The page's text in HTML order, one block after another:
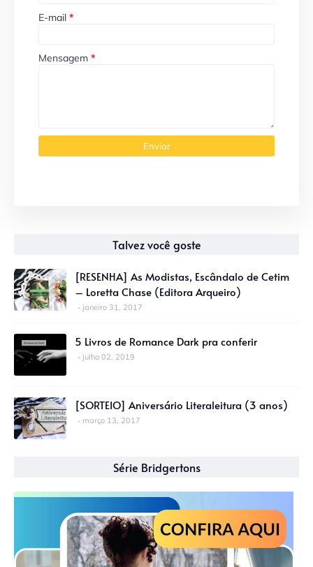
E-mail *
Mensagem *
Talvez você goste
[RESENHA] As Modistas, Escândalo de Cetim
– Loretta Chase (Editora Arqueiro)
janeiro 31, 2017
5 Livros de Romance Dark pra conferir
julho 02, 2019
[SORTEIO] Aniversário Literaleitura (3 anos)
março 13, 2017
Série Bridgertons